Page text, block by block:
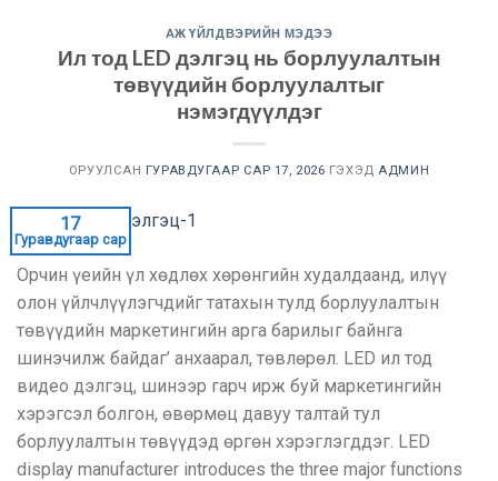
АЖ ҮЙЛДВЭРИЙН МЭДЭЭ
Ил тод LED дэлгэц нь борлуулалтын
төвүүдийн борлуулалтыг
нэмэгдүүлдэг
ОРУУЛСАН ГУРАВДУГААР САР 17, 2026 ГЭХЭДАДМИН
17
Гуравдугаар сар
Орчин үеийн үл хөдлөх хөрөнгийн худалдаанд, илүү
олон үйлчлүүлэгчдийг татахын тулд борлуулалтын
төвүүдийн маркетингийн арга барилыг байнга
шинэчилж байдаг’ анхаарал, төвлөрөл. LED ил тод
видео дэлгэц, шинээр гарч ирж буй маркетингийн
хэрэгсэл болгон, өвөрмөц давуу талтай тул
борлуулалтын төвүүдэд өргөн хэрэглэгддэг. LED
display manufacturer introduces the three major functions